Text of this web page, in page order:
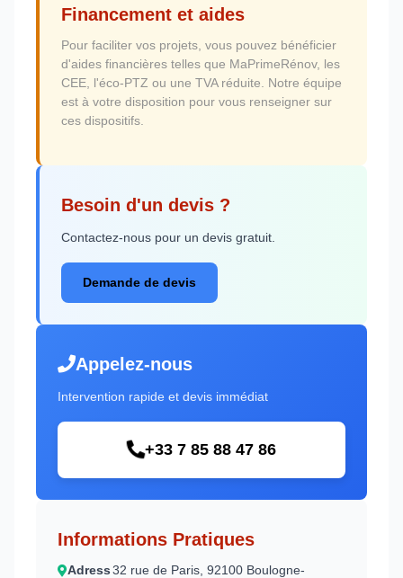
Financement et aides
Pour faciliter vos projets, vous pouvez bénéficier
d'aides financières telles que MaPrimeRénov, les
CEE, l'éco-PTZ ou une TVA réduite. Notre équipe
est à votre disposition pour vous renseigner sur
ces dispositifs.
Besoin d'un devis ?
Contactez-nous pour un devis gratuit.
Demande de devis
Appelez-nous
Intervention rapide et devis immédiat
+33 7 85 88 47 86
Informations Pratiques
Adress 32 rue de Paris, 92100 Boulogne-